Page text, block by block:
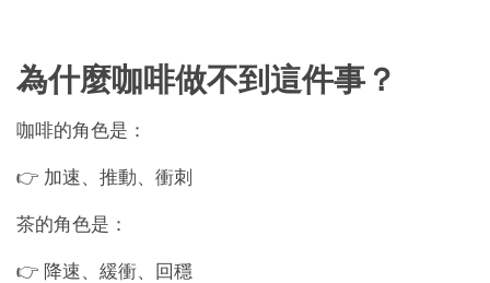
為什麼咖啡做不到這件事？
咖啡的角色是：
👉 加速、推動、衝刺
茶的角色是：
👉 降速、緩衝、回穩